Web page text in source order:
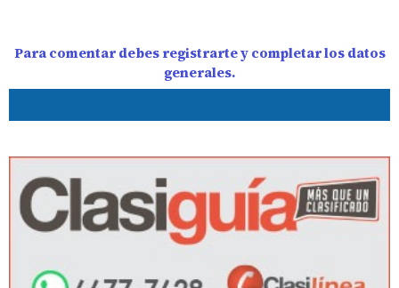
Para comentar debes registrarte y completar los datos
generales.